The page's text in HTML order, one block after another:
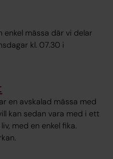
enkel mässa där vi delar
kl. 07.30 i
en avskalad mässa med
kan sedan vara med i ett
med en enkel fika.